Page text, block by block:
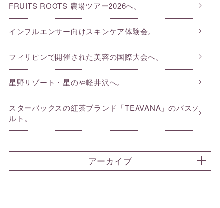
FRUITS ROOTS 農場ツアー2026へ。
インフルエンサー向けスキンケア体験会。
フィリピンで開催された美容の国際大会へ。
星野リゾート・星のや軽井沢へ。
スターバックスの紅茶ブランド「TEAVANA」のバスソ
ルト。
アーカイブ